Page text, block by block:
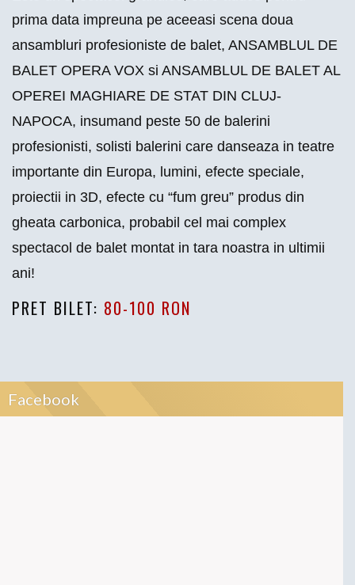
prima data impreuna pe aceeasi scena doua
ansambluri profesioniste de balet, ANSAMBLUL DE
BALET OPERA VOX si ANSAMBLUL DE BALET AL
OPEREI MAGHIARE DE STAT DIN CLUJ-
NAPOCA, insumand peste 50 de balerini
profesionisti, solisti balerini care danseaza in teatre
importante din Europa, lumini, efecte speciale,
proiectii in 3D, efecte cu “fum greu” produs din
gheata carbonica, probabil cel mai complex
spectacol de balet montat in tara noastra in ultimii
ani!
PRET BILET: 80-100 RON
Facebook